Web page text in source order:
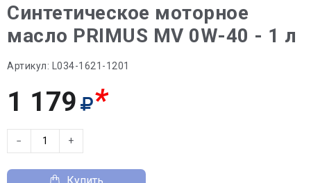
Синтетическое моторное
масло PRIMUS MV 0W-40 - 1 л
Артикул: L034-1621-1201
1 179 *
− +